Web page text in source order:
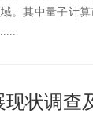
。其中量子计
现状调查